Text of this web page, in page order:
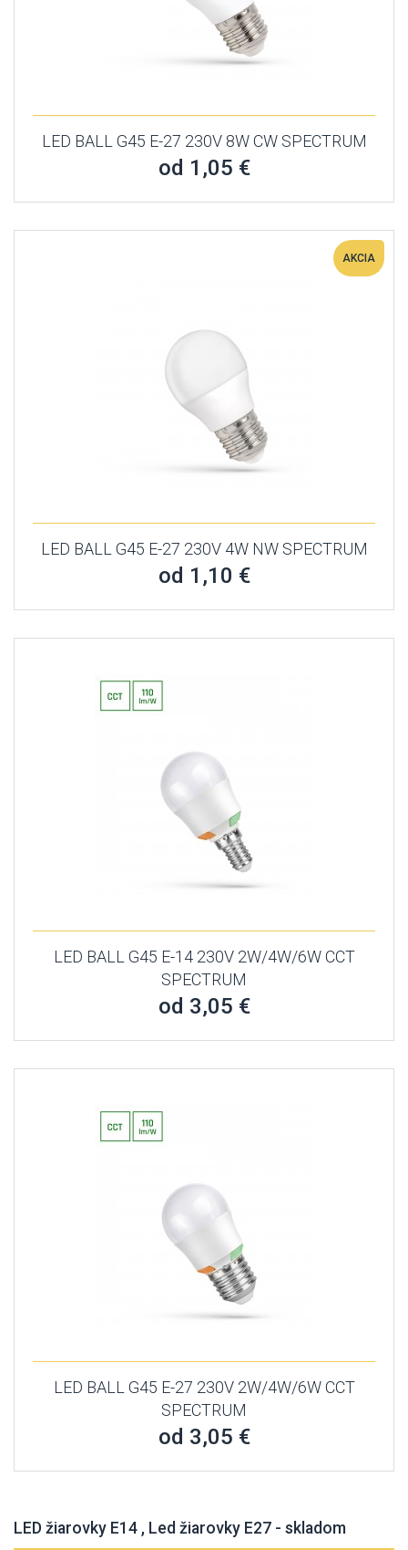
LED BALL G45 E-27 230V 8W CW SPECTRUM
od 1,05 €
AKCIA
LED BALL G45 E-27 230V 4W NW SPECTRUM
od 1,10 €
LED BALL G45 E-14 230V 2W/4W/6W CCT
SPECTRUM
od 3,05 €
LED BALL G45 E-27 230V 2W/4W/6W CCT
SPECTRUM
od 3,05 €
LED žiarovky E14 , Led žiarovky E27 - skladom